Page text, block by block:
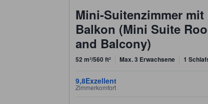
Mini-Suitenzimmer
Balkon (Mini Suite
and Balcony)
52 m²/560 ft² Max. 3 Erwachsene 1
9,8Exzellent
Zimmerkomfort